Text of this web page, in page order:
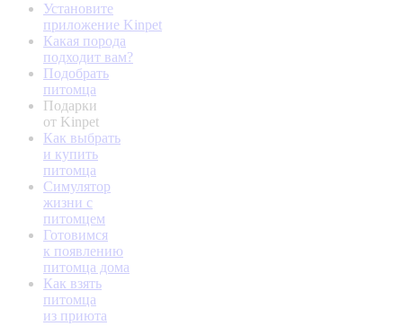
Установите
приложение Kinpet
Какая порода
подходит вам?
Подобрать
питомца
Подарки
от Kinpet
Как выбрать
и купить
питомца
Симулятор
жизни с
питомцем
Готовимся
к появлению
питомца дома
Как взять
питомца
из приюта